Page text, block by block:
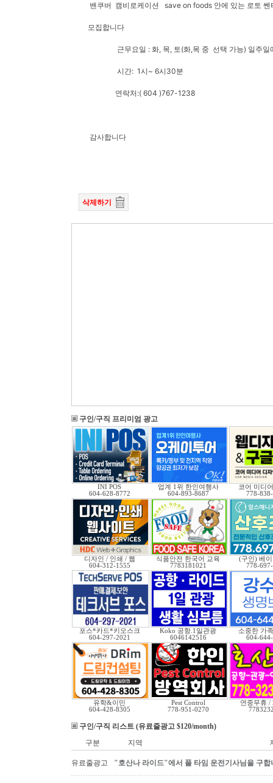
밴쿠버 캠비로케이션 save on foods 안에 있는 로토 쎈
모집합니다
근무요일 : 화, 목, 토(화,목 중 선택 가능) 일주일
시간: 1시~ 6시30분
연락처:( 604 )767-1238
감사합니다
삭제하기
구인/구직 프리미엄 광고
INI POS
604-628-8772
업계 1위 한인여행사
604-893-8687
코어 미디
778-
디자인 / 인쇄 / 웹
604-312-1555
식품안전 한국어 교육
7783181021
(구인) 베
778-
포스*카드*키오스크
604-297-2021
Koko 공항.1일관광
6046142516
소중한 가
604-
유학&이민
604-428-8305
Pest Control
778-951-0270
연중무휴 /
구인/구직 리스트 (유료줄광고 $120/month)
구분
지역
유료줄광고 "호산나 라이드"에서 풀 타임 운전기사님을 구합